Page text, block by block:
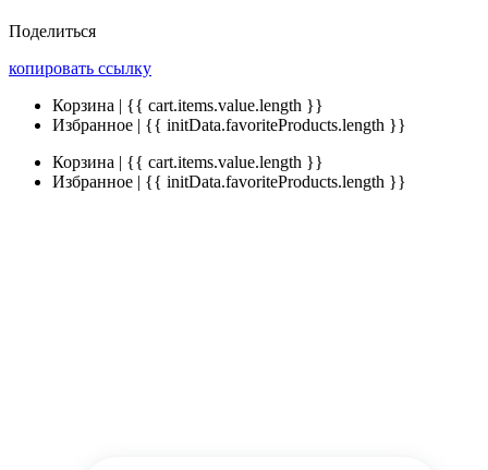
Поделиться
копировать ссылку
Корзина | {{ cart.items.value.length }}
Избранное | {{ initData.favoriteProducts.length }}
Корзина | {{ cart.items.value.length }}
Избранное | {{ initData.favoriteProducts.length }}